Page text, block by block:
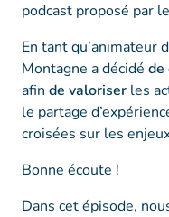
podcast proposé par le
En tant qu’animateur
Montagne a décidé de
afin de valoriser les
le partage
croisées sur les
Bonne écoute !
Dans cet épisode,